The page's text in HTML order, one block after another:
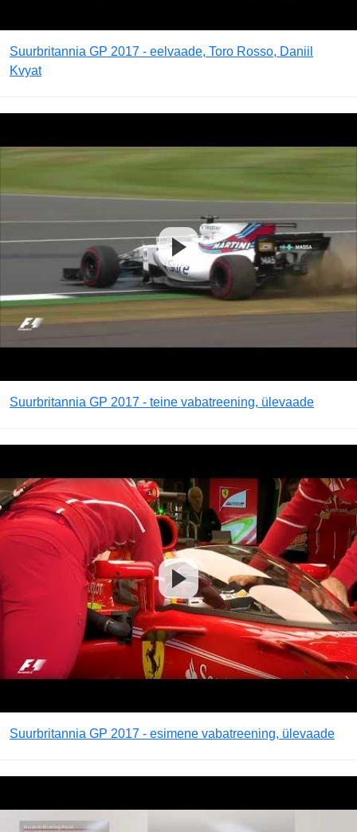
Suurbritannia GP 2017 - eelvaade, Toro Rosso, Daniil
Kvyat
Suurbritannia GP 2017 - teine vabatreening, ülevaade
Suurbritannia GP 2017 - esimene vabatreening, ülevaade